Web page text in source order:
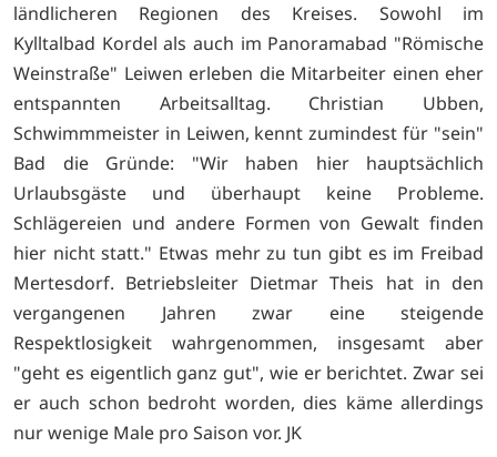
ländlicheren Regionen des Kreises. Sowohl im
Kylltalbad Kordel als auch im Panoramabad "Römische
Weinstraße" Leiwen erleben die Mitarbeiter einen eher
entspannten Arbeitsalltag. Christian Ubben,
Schwimmmeister in Leiwen, kennt zumindest für "sein"
Bad die Gründe: "Wir haben hier hauptsächlich
Urlaubsgäste und überhaupt keine Probleme.
Schlägereien und andere Formen von Gewalt finden
hier nicht statt." Etwas mehr zu tun gibt es im Freibad
Mertesdorf. Betriebsleiter Dietmar Theis hat in den
vergangenen Jahren zwar eine steigende
Respektlosigkeit wahrgenommen, insgesamt aber
"geht es eigentlich ganz gut", wie er berichtet. Zwar sei
er auch schon bedroht worden, dies käme allerdings
nur wenige Male pro Saison vor. JK